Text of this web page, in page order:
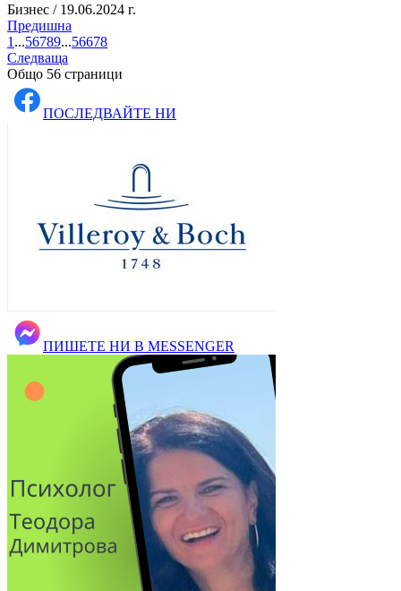
Бизнес / 19.06.2024 г.
Предишна
1 ...56789...56678
Следваща
Общо 56 страници
ПОСЛЕДВАЙТЕ НИ
ПИШЕТЕ НИ В MESSENGER